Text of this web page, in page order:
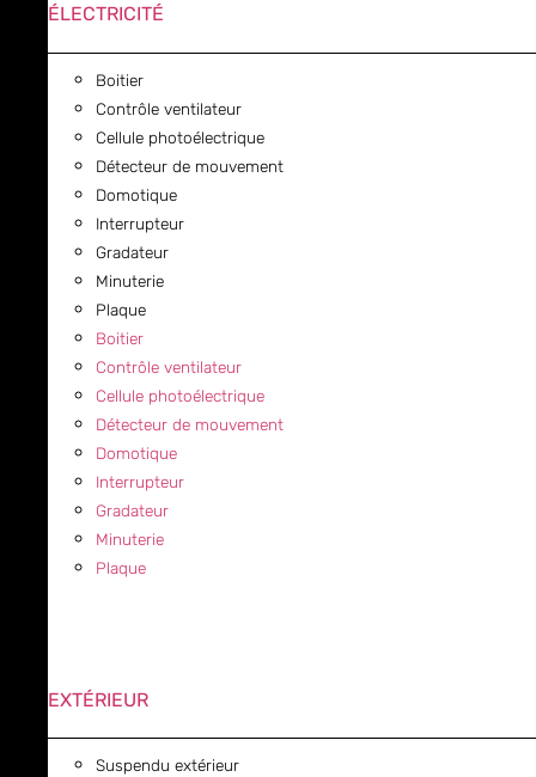
ÉLECTRICITÉ
Boitier
Contrôle ventilateur
Cellule photoélectrique
Détecteur de mouvement
Domotique
Interrupteur
Gradateur
Minuterie
Plaque
Boitier
Contrôle ventilateur
Cellule photoélectrique
Détecteur de mouvement
Domotique
Interrupteur
Gradateur
Minuterie
Plaque
EXTÉRIEUR
Suspendu extérieur